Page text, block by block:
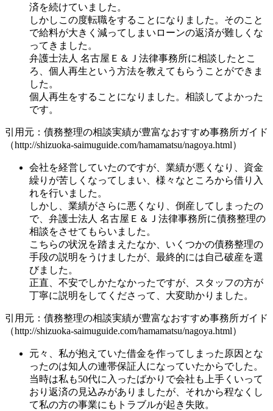
済を続けていました。
しかしこの度転職をすることになりました。そのこと
で給料が大きく減ってしまいローンの返済が難しくな
ってきました。
弁護士法人 名古屋Ｅ＆Ｊ法律事務所に相談したとこ
ろ、個人再生という方法を教えてもらうことができま
した。
個人再生をすることになりました。相談してよかった
です。
引用元：債務整理の相談実績が豊富なおすすめ事務所ガイド
（http://shizuoka-saimuguide.com/hamamatsu/nagoya.html）
会社を経営していたのですが、業績が悪くなり、資金
繰りが苦しくなってしまい、様々なところから借り入
れを行いました。
しかし、業績がさらに悪くなり、倒産してしまったの
で、弁護士法人 名古屋Ｅ＆Ｊ法律事務所に債務整理の
相談をさせてもらいました。
こちらの状況を踏まえたなか、いくつかの債務整理の
手段の説明をうけましたが、最終的には自己破産を選
びました。
正直、不安でしかたなかったですが、スタッフの方が
丁寧に説明をしてくださって、大変助かりました。
引用元：債務整理の相談実績が豊富なおすすめ事務所ガイド
（http://shizuoka-saimuguide.com/hamamatsu/nagoya.html）
元々、私が抱えていた借金を作ってしまった原因とな
ったのは知人の連帯保証人になっていたからでした。
当時は私も50代に入ったばかりで会社も上手くいって
おり返済の見込みがありましたが、それから程なくし
て私の方の事業にもトラブルが起き失敗。